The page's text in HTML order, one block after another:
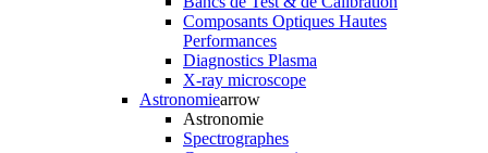
Composants Optiques Hautes
Performances
Diagnostics Plasma
X-ray microscope
Astronomiearrow
Astronomie
Spectrographes